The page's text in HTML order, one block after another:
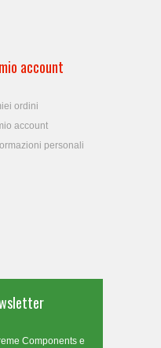
account
ordini
account
personali
Components e